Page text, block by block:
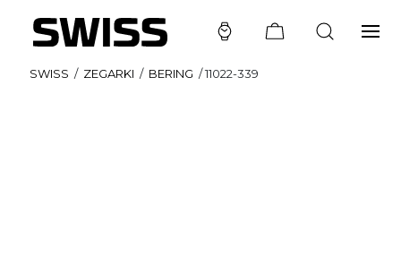
SWISS / ZEGARKI / BERING /11022-339